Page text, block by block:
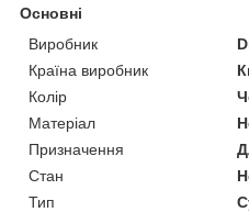
Основні
Виробник
Країна виробник
Колір
Матеріал
Призначення
Стан
Тип